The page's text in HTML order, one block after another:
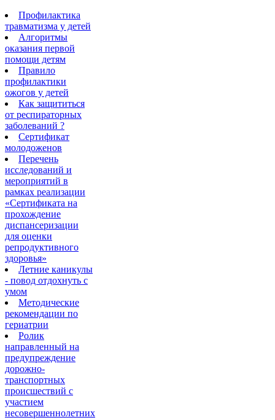
Профилактика
травматизма у детей
Алгоритмы
оказания первой
помощи детям
Правило
профилактики
ожогов у детей
Как защититься
от респираторных
заболеваний ?
Сертификат
молодоженов
Перечень
исследований и
мероприятий в
рамках реализации
«Сертификата на
прохождение
диспансеризации
для оценки
репродуктивного
здоровья»
Летние каникулы
- повод отдохнуть с
умом
Методические
рекомендации по
гериатрии
Ролик
направленный на
предупреждение
дорожно-
транспортных
происшествий с
участием
несовершеннолетних